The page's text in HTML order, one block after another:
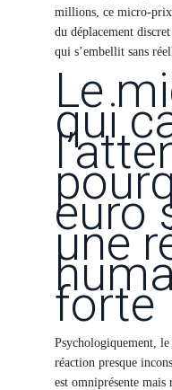
millions, ce micro-prix
du déplacement
qui s’embellit sans
Le
qui
euro
une
forte
Psychologiquement,
réaction presque
est omniprésente mais